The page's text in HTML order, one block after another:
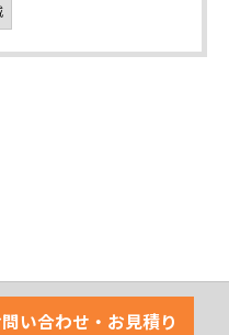
い合わせ・お見積り